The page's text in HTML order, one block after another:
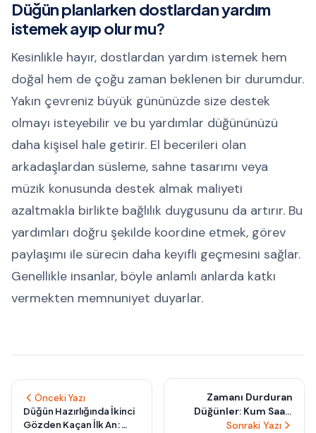
Düğün planlarken dostlardan yardım
istemek ayıp olur mu?
Kesinlikle hayır, dostlardan yardım istemek hem
doğal hem de çoğu zaman beklenen bir durumdur.
Yakın çevreniz büyük gününüzde size destek
olmayı isteyebilir ve bu yardımlar düğününüzü
daha kişisel hale getirir. El becerileri olan
arkadaşlardan süsleme, sahne tasarımı veya
müzik konusunda destek almak maliyeti
azaltmakla birlikte bağlılık duygusunu da artırır. Bu
yardımları doğru şekilde koordine etmek, görev
paylaşımı ile sürecin daha keyifli geçmesini sağlar.
Genellikle insanlar, böyle anlamlı anlarda katkı
vermekten memnuniyet duyarlar.
Önceki Yazı
Düğün Hazırlığında İkinci
Gözden Kaçan İlk An:
Sonraki Yazı
Zamanı Durduran
Düğünler: Kum Saati
Temalı Seremonilerle